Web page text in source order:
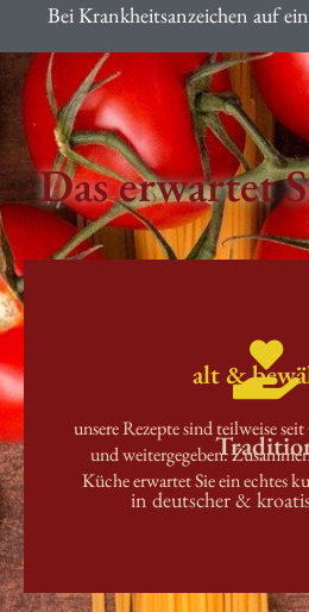
Bei Krankheitsanzeichen auf
Das erwartet
in deutscher &
alt &
unsere Rezepte sind teilweise
und weitergegeben.
Küche erwartet Sie ein echtes